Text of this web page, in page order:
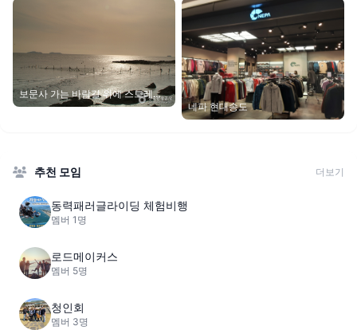
보문사 가는 바람길 위에 스트레스
를 모두 내려놓자
네파 현대송도
추천 모임 더보기
동력패러글라이딩 체험비행
멤버 1명
로드메이커스
멤버 5명
청인회
멤버 3명